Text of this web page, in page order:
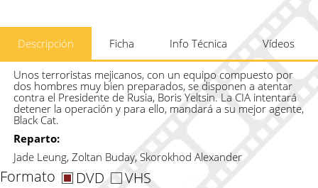
Descripción Ficha Info Técnica Vídeos
Unos terroristas mejicanos, con un equipo compuesto por
dos hombres muy bien preparados, se disponen a atentar
contra el Presidente de Rusia, Boris Yeltsin. La CIA intentará
detener la operación y para ello, mandará a su mejor agente,
Black Cat.
Reparto:
Jade Leung, Zoltan Buday, Skorokhod Alexander
Formato DVD VHS